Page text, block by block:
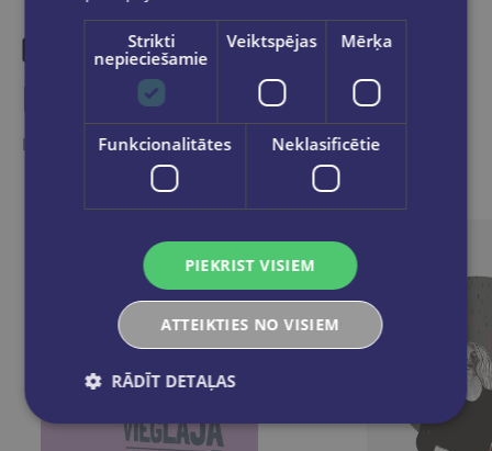
Līdzīgas preces
Ieskaties, varbūt noder
Strikti
nepieciešamie
Veiktspējas Mērķa
Funkcionalitātes Neklasificētie
PIEKRIST VISIEM
ATTEIKTIES NO VISIEM
RĀDĪT DETAĻAS